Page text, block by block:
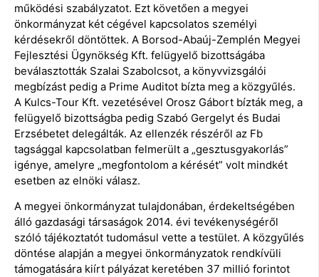
működési szabályzatot. Ezt követően a megyei
önkormányzat két cégével kapcsolatos személyi
kérdésekről döntöttek. A Borsod-Abaúj-Zemplén Megyei
Fejlesztési Ügynökség Kft. felügyelő bizottságába
beválasztották Szalai Szabolcsot, a könyvvizsgálói
megbízást pedig a Prime Auditot bízta meg a közgyűlés.
A Kulcs-Tour Kft. vezetésével Orosz Gábort bízták meg, a
felügyelő bizottságba pedig Szabó Gergelyt és Budai
Erzsébetet delegálták. Az ellenzék részéről az Fb
tagsággal kapcsolatban felmerült a „gesztusgyakorlás”
igénye, amelyre „megfontolom a kérését” volt mindkét
esetben az elnöki válasz.
A megyei önkormányzat tulajdonában, érdekeltségében
álló gazdasági társaságok 2014. évi tevékenységéről
szóló tájékoztatót tudomásul vette a testület. A közgyűlés
döntése alapján a megyei önkormányzatok rendkívüli
támogatására kiírt pályázat keretében 37 millió forintot